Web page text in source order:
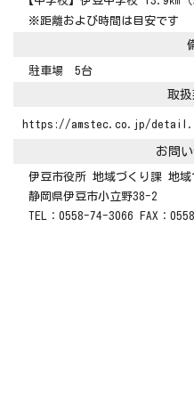
※距離および時間は目安です
駐車場 5台
取扱
https://amstec.co.jp/
お問
伊豆市役所 地域づくり課 地域
静岡県伊豆市小立野38-2
TEL：0558-74-3066 FAX：